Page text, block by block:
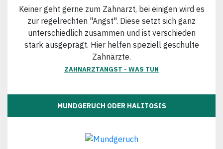
Keiner geht gerne zum Zahnarzt, bei einigen wird es
zur regelrechten "Angst". Diese setzt sich ganz
unterschiedlich zusammen und ist verschieden
stark ausgeprägt. Hier helfen speziell geschulte
Zahnärzte.
ZAHNARZTANGST - WAS TUN
MUNDGERUCH ODER HALITOSIS